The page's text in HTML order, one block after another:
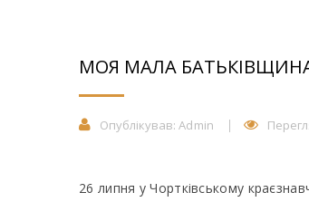
МОЯ МАЛА
Опублікував: Admin
26 липня у Чортківському